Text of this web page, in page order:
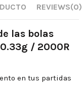
REVIEWS(0)
las bolas
/ 2000R
en tus partidas